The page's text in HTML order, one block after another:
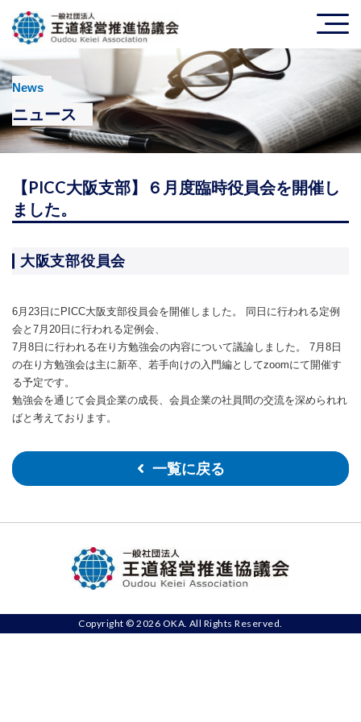
News
ニュース
【PICC大阪支部】６月度臨時役員会を開催し
ました。
大阪支部役員会
6月23日にPICC大阪支部役員会を開催しました。 同日に行われる定例
会と7月20日に行われる定例会、
7月8日に行われる在り方勉強会の内容について議論しました。 7月8日
の在り方勉強会は主に新卒、若手向けの入門編としてzoomにて開催す
る予定です。
勉強会を通じて会員企業の成長、会員企業の社員間の交流を深められれ
ばと考えております。
一覧に戻る
Copyright © 2026 OKA. All Rights Reserved.